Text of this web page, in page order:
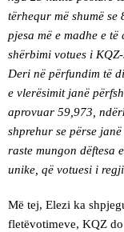
tërhequr më shumë se
pjesa më e madhe e
shërbimi votues i
Deri në përfundim të
e vlerësimit janë
aprovuar 59,973,
shprehur se përse
raste mungon dëftesa
unike, që votuesi i
Më tej, Elezi ka
fletëvotimeve, KQZ